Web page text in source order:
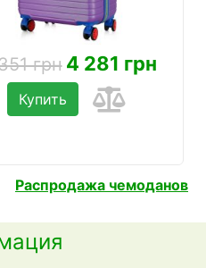
грн 4 281 грн
Купить
Распродажа чемоданов